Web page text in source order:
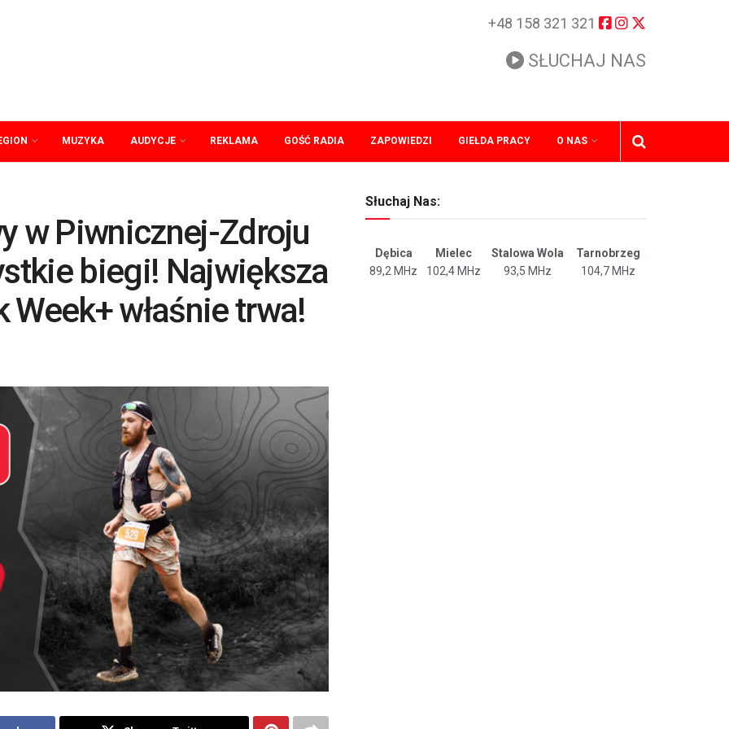
+48 158 321 321
SŁUCHAJ NAS
MUZYKA AUDYCJE REKLAMA GOŚĆ RADIA ZAPOWIEDZI GIEŁDA PRACY O NAS
w Piwnicznej-Zdroju
biegi! Największa
właśnie trwa!
Słuchaj Nas:
Dębica Mielec Stalowa Wola
Tarnobrzeg
89,2 MHz
102,4 MHz 93,5 MHz 104,7 MHz